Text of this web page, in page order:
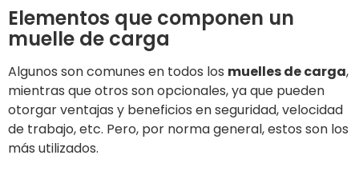
Elementos que componen un
muelle de carga
Algunos son comunes en todos los muelles de carga,
mientras que otros son opcionales, ya que pueden
otorgar ventajas y beneficios en seguridad, velocidad
de trabajo, etc. Pero, por norma general, estos son los
más utilizados.